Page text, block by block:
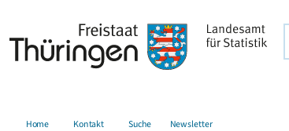
Home Kontakt Suche Newsletter